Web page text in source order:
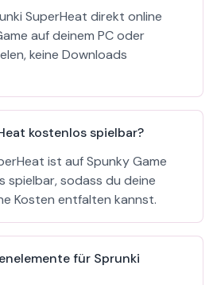
SuperHeat direkt online
auf deinem PC oder
keine Downloads
kostenlos spielbar?
ist auf Spunky Game
spielbar, sodass du deine
Kosten entfalten kannst.
für Sprunki